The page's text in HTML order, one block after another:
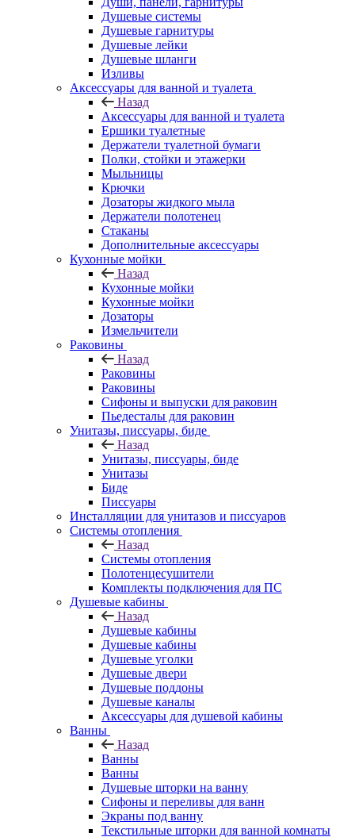
Душевые системы
Душевые гарнитуры
Душевые лейки
Душевые шланги
Изливы
Аксессуары для ванной и туалета
Назад
Аксессуары для ванной и туалета
Ершики туалетные
Держатели туалетной бумаги
Полки, стойки и этажерки
Мыльницы
Крючки
Дозаторы жидкого мыла
Держатели полотенец
Стаканы
Дополнительные аксессуары
Кухонные мойки
Назад
Кухонные мойки
Кухонные мойки
Дозаторы
Измельчители
Раковины
Назад
Раковины
Раковины
Сифоны и выпуски для раковин
Пьедесталы для раковин
Унитазы, писсуары, биде
Назад
Унитазы, писсуары, биде
Унитазы
Биде
Писсуары
Инсталляции для унитазов и писсуаров
Системы отопления
Назад
Системы отопления
Полотенцесушители
Комплекты подключения для ПС
Душевые кабины
Назад
Душевые кабины
Душевые кабины
Душевые уголки
Душевые двери
Душевые поддоны
Душевые каналы
Аксессуары для душевой кабины
Ванны
Назад
Ванны
Ванны
Душевые шторки на ванну
Сифоны и переливы для ванн
Экраны под ванну
Текстильные шторки для ванной комнаты